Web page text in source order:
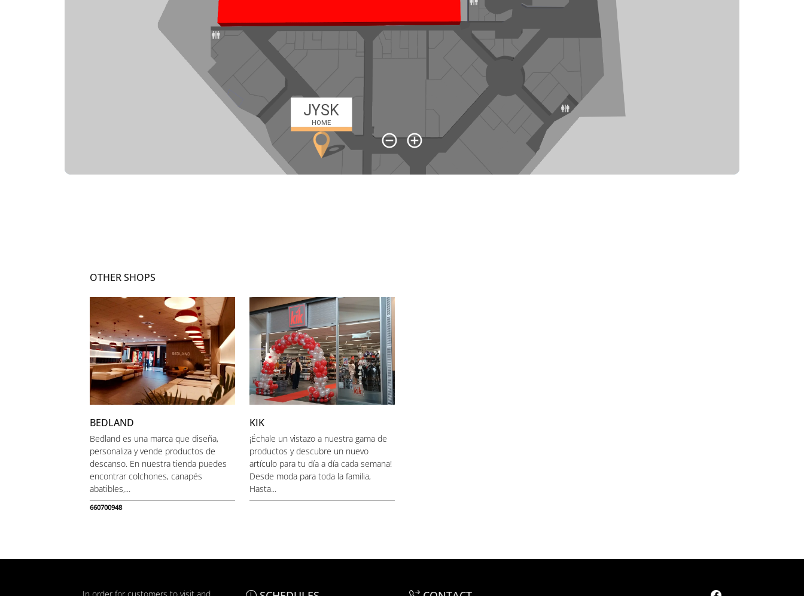
OTHER SHOPS
BEDLAND
Bedland es una marca que diseña,
personaliza y vende productos de
descanso. En nuestra tienda puedes
encontrar colchones, canapés
abatibles,...
660700948
KIK
¡Échale un vistazo a nuestra gama de
productos y descubre un nuevo
artículo para tu día a día cada semana!
Desde moda para toda la familia,
Hasta...